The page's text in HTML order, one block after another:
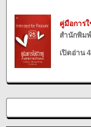
คู่มือการ
สำนักพิม
เปิดอ่าน